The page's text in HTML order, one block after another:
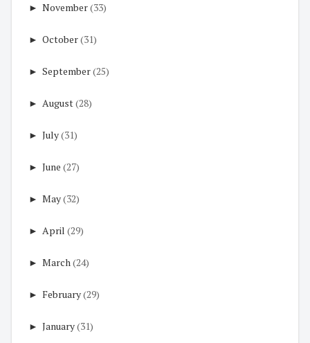
► November(33)
► October(31)
► September(25)
► August(28)
► July(31)
► June (27)
► May(32)
► April (29)
► March(24)
► February(29)
► January(31)